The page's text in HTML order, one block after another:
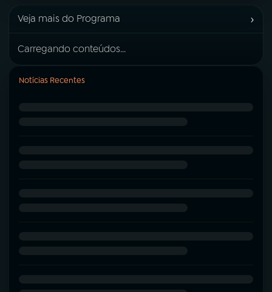
Veja mais do Programa ›
Carregando conteúdos...
Notícias Recentes